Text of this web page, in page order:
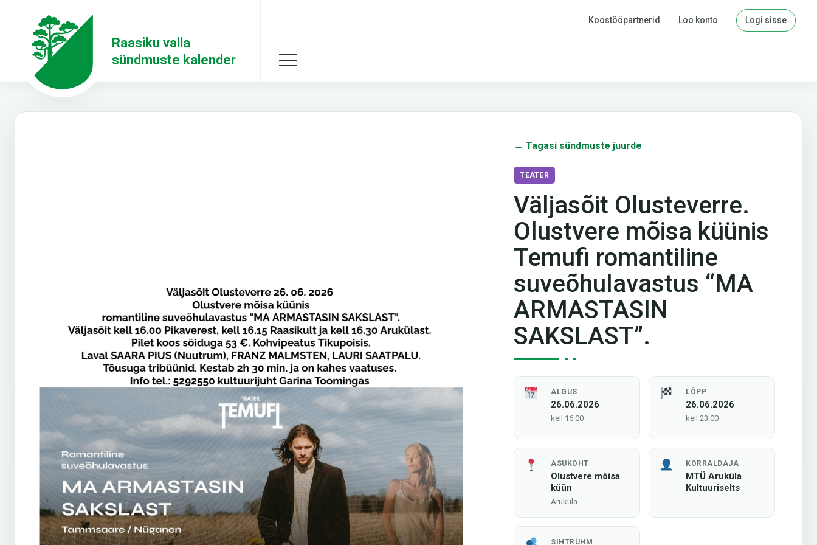
Raasiku valla
sündmuste kalender
Koostööpartnerid Loo konto Logi sisse
← Tagasi sündmuste juurde
TEATER
Väljasõit Olusteverre.
Olustvere mõisa küünis
Temufi romantiline
suveõhulavastus “MA
ARMASTASIN
SAKSLAST”.
ALGUS
26.06.2026
kell 16:00
LÕPP
26.06.2026
kell 23:00
ASUKOHT
Olustvere mõisa
küün
Aruküla
KORRALDAJA
MTÜ Aruküla
Kultuuriselts
SIHTRÜHM